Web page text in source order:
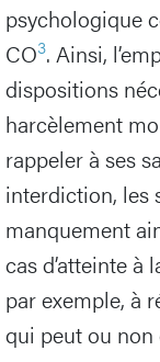
psychologique
CO3. Ainsi,
dispositions
harcèlement
rappeler à ses
interdiction, les
manquement
cas d’atteinte à
par exemple, à
qui peut ou